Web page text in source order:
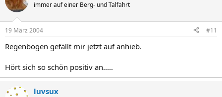
immer auf einer Berg- und Talfahrt
19 März 2004 #11
Regenbogen gefällt mir jetzt auf anhieb.
Hört sich so schön positiv an.....
luvsux